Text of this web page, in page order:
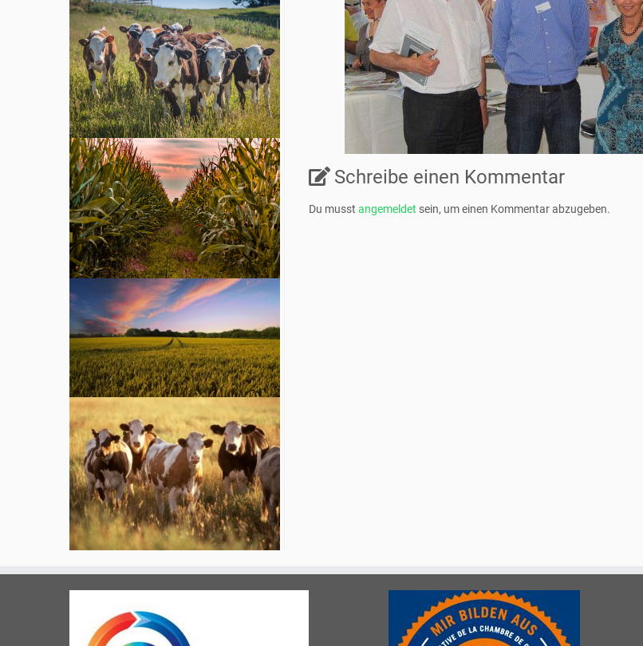
Schreibe einen Kommentar
Du musst angemeldet sein, um einen Kommentar abzugeben.